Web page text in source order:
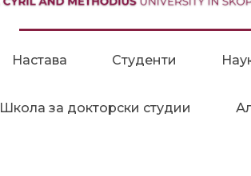
Настава Студенти
Школа за докторски студии